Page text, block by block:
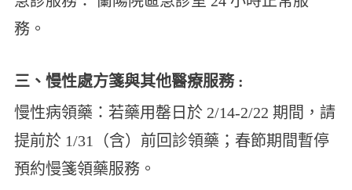
務。
三、慢性處方箋與其他醫療服務 :
慢性病領藥：若藥用罄日於 2/14-2/22 期間，請
提前於 1/31（含）前回診領藥；春節期間暫停
預約慢箋領藥服務。